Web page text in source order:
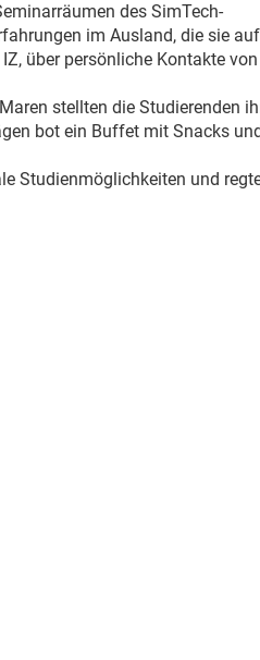
des SimTech-
im Ausland, die sie auf
über persönliche Kontakte von
stellten die Studierenden
bot ein Buffet mit Snacks
Studienmöglichkeiten und